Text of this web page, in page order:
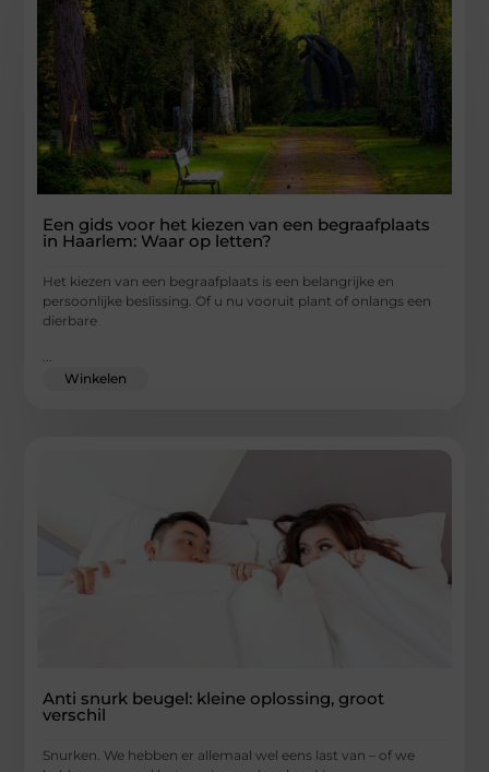
Een gids voor het kiezen van een begraafplaats
in Haarlem: Waar op letten?
Het kiezen van een begraafplaats is een belangrijke en
persoonlijke beslissing. Of u nu vooruit plant of onlangs een
dierbare
Winkelen
Anti snurk beugel: kleine oplossing, groot
verschil
Snurken. We hebben er allemaal wel eens last van – of we